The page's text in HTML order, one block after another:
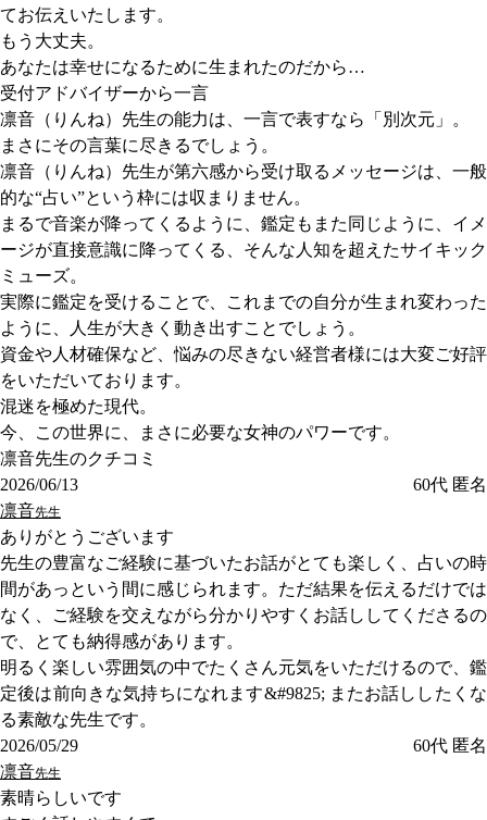
てお伝えいたします。
もう大丈夫。
あなたは幸せになるために生まれたのだから…
受付アドバイザーから一言
凛音（りんね）先生の能力は、一言で表すなら「別次元」。
まさにその言葉に尽きるでしょう。
凛音（りんね）先生が第六感から受け取るメッセージは、一般
的な“占い”という枠には収まりません。
まるで音楽が降ってくるように、鑑定もまた同じように、イメ
ージが直接意識に降ってくる、そんな人知を超えたサイキック
ミューズ。
実際に鑑定を受けることで、これまでの自分が生まれ変わった
ように、人生が大きく動き出すことでしょう。
資金や人材確保など、悩みの尽きない経営者様には大変ご好評
をいただいております。
混迷を極めた現代。
今、この世界に、まさに必要な女神のパワーです。
凛音先生のクチコミ
2026/06/13
60代 匿名
凛音先生
ありがとうございます
先生の豊富なご経験に基づいたお話がとても楽しく、占いの時
間があっという間に感じられます。ただ結果を伝えるだけでは
なく、ご経験を交えながら分かりやすくお話ししてくださるの
で、とても納得感があります。
明るく楽しい雰囲気の中でたくさん元気をいただけるので、鑑
定後は前向きな気持ちになれます&#9825; またお話ししたくな
る素敵な先生です。
2026/05/29
60代 匿名
凛音先生
素晴らしいです